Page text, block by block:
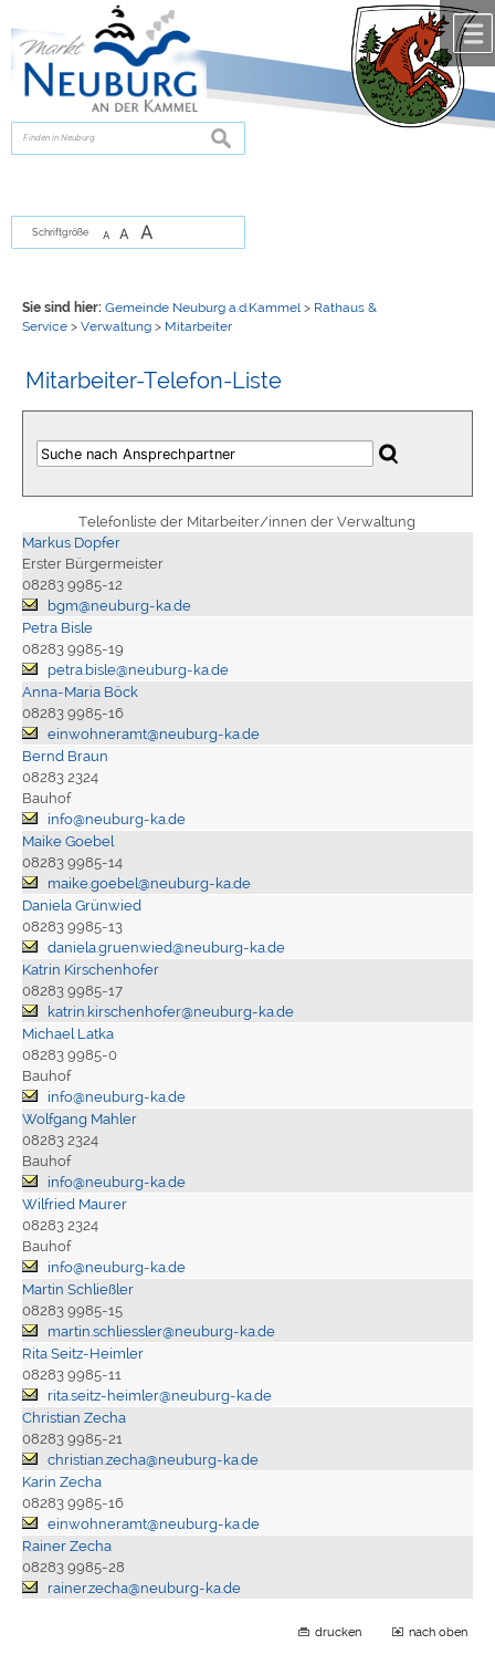
zur Navigationoder
springen.
suchen
Schriftgröße A A A
Sie sind hier: Gemeinde Neuburg a.d.Kammel > Rathaus &
Service> Verwaltung> Mitarbeiter
Mitarbeiter-Telefon-Liste
Telefonliste der Mitarbeiter/innen der Verwaltung
Markus Dopfer
Erster Bürgermeister
08283 9985-12
bgm@neuburg-ka.de
Petra Bisle
08283 9985-19
petra.bisle@neuburg-ka.de
Anna-Maria Böck
08283 9985-16
einwohneramt@neuburg-ka.de
Bernd Braun
08283 2324
Bauhof
info@neuburg-ka.de
Maike Goebel
08283 9985-14
maike.goebel@neuburg-ka.de
Daniela Grünwied
08283 9985-13
daniela.gruenwied@neuburg-ka.de
Katrin Kirschenhofer
08283 9985-17
katrin.kirschenhofer@neuburg-ka.de
Michael Latka
08283 9985-0
Bauhof
info@neuburg-ka.de
Wolfgang Mahler
08283 2324
Bauhof
info@neuburg-ka.de
Wilfried Maurer
08283 2324
Bauhof
info@neuburg-ka.de
Martin Schließler
08283 9985-15
martin.schliessler@neuburg-ka.de
Rita Seitz-Heimler
08283 9985-11
rita.seitz-heimler@neuburg-ka.de
Christian Zecha
08283 9985-21
christian.zecha@neuburg-ka.de
Karin Zecha
08283 9985-16
einwohneramt@neuburg-ka.de
Rainer Zecha
08283 9985-28
rainer.zecha@neuburg-ka.de
drucken nach oben